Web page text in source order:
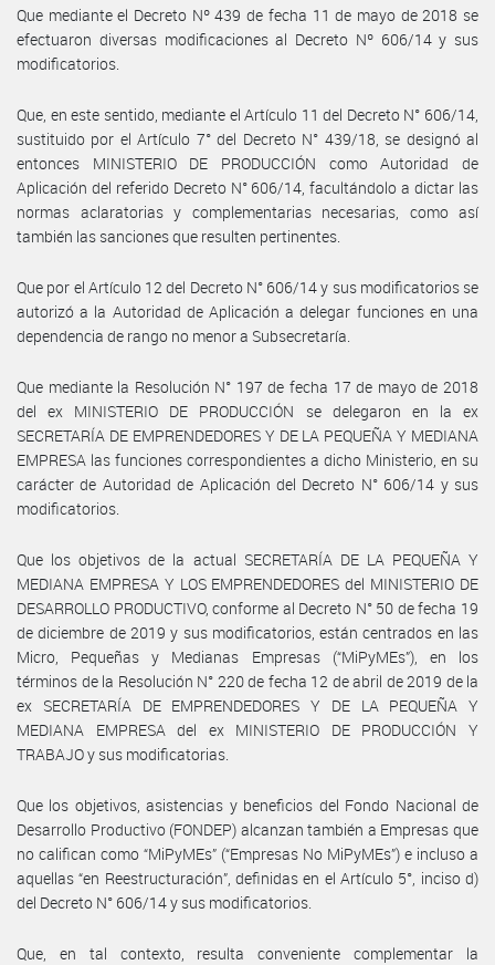
Que mediante el Decreto Nº 439 de fecha 11 de mayo de 2018 se
efectuaron diversas modificaciones al Decreto Nº 606/14 y sus
modificatorios.
Que, en este sentido, mediante el Artículo 11 del Decreto N° 606/14,
sustituido por el Artículo 7° del Decreto N° 439/18, se designó al
entonces MINISTERIO DE PRODUCCIÓN como Autoridad de
Aplicación del referido Decreto N° 606/14, facultándolo a dictar las
normas aclaratorias y complementarias necesarias, como así
también las sanciones que resulten pertinentes.
Que por el Artículo 12 del Decreto N° 606/14 y sus modificatorios se
autorizó a la Autoridad de Aplicación a delegar funciones en una
dependencia de rango no menor a Subsecretaría.
Que mediante la Resolución N° 197 de fecha 17 de mayo de 2018
del ex MINISTERIO DE PRODUCCIÓN se delegaron en la ex
SECRETARÍA DE EMPRENDEDORES Y DE LA PEQUEÑA Y MEDIANA
EMPRESA las funciones correspondientes a dicho Ministerio, en su
carácter de Autoridad de Aplicación del Decreto N° 606/14 y sus
modificatorios.
Que los objetivos de la actual SECRETARÍA DE LA PEQUEÑA Y
MEDIANA EMPRESA Y LOS EMPRENDEDORES del MINISTERIO DE
DESARROLLO PRODUCTIVO, conforme al Decreto N° 50 de fecha 19
de diciembre de 2019 y sus modificatorios, están centrados en las
Micro, Pequeñas y Medianas Empresas (“MiPyMEs”), en los
términos de la Resolución N° 220 de fecha 12 de abril de 2019 de la
ex SECRETARÍA DE EMPRENDEDORES Y DE LA PEQUEÑA Y
MEDIANA EMPRESA del ex MINISTERIO DE PRODUCCIÓN Y
TRABAJO y sus modificatorias.
Que los objetivos, asistencias y beneficios del Fondo Nacional de
Desarrollo Productivo (FONDEP) alcanzan también a Empresas que
no califican como “MiPyMEs” (“Empresas No MiPyMEs”) e incluso a
aquellas “en Reestructuración”, definidas en el Artículo 5°, inciso d)
del Decreto N° 606/14 y sus modificatorios.
Que, en tal contexto, resulta conveniente complementar la